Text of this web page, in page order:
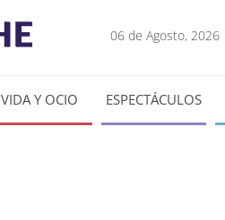
06 de Agosto, 2026
VIDA Y OCIO ESPECTÁCULOS